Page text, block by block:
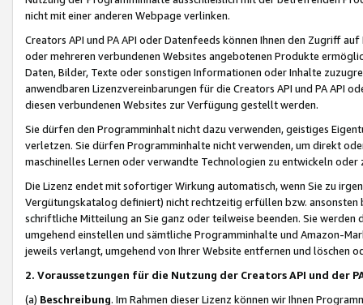
nicht mit einer anderen Webpage verlinken.
Creators API und PA API oder Datenfeeds können Ihnen den Zugriff
oder mehreren verbundenen Websites angebotenen Produkte
Daten, Bilder, Texte oder sonstigen Informationen oder Inhalte
anwendbaren Lizenzvereinbarungen für die Creators API und PA API
diesen verbundenen Websites zur Verfügung gestellt werden.
Sie dürfen den Programminhalt nicht dazu verwenden, geistiges
verletzen. Sie dürfen Programminhalte nicht verwenden, um direkt
maschinelles Lernen oder verwandte Technologien zu entwickeln
Die Lizenz endet mit sofortiger Wirkung automatisch, wenn Sie zu
Vergütungskatalog definiert) nicht rechtzeitig erfüllen bzw. ansonsten
schriftliche Mitteilung an Sie ganz oder teilweise beenden. Sie werden
umgehend einstellen und sämtliche Programminhalte und Amazon-
jeweils verlangt, umgehend von Ihrer Website entfernen und löschen
2. Voraussetzungen für die Nutzung der Creators API und der
(a) Beschreibung. Im Rahmen dieser Lizenz können wir Ihnen